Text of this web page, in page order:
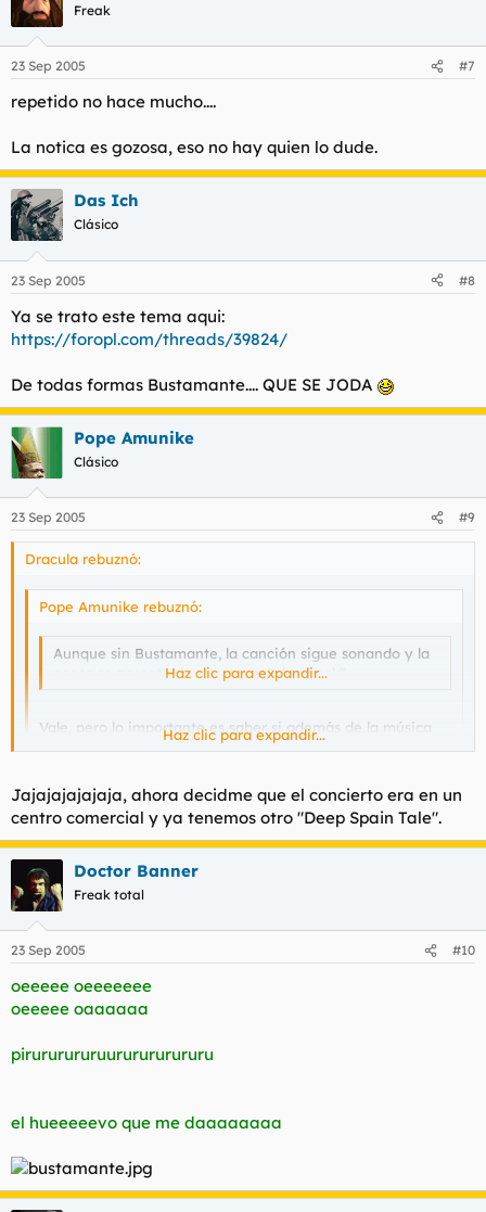
Freak
23 Sep 2005 #7
repetido no hace mucho....
La notica es gozosa, eso no hay quien lo dude.
Das Ich
Clásico
23 Sep 2005 #8
Ya se trato este tema aqui:
https://foropl.com/threads/39824/
De todas formas Bustamante.... QUE SE JODA
Pope Amunike
Clásico
23 Sep 2005 #9
Dracula rebuznó:
Pope Amunike rebuznó:
Aunque sin Bustamante, la canción sigue sonando y la
gente se percata de que es un "play back".
Haz clic para expandir...
Vale, pero lo importante es saber si además de la música
también seguía sonando la voz.
Conclusión: Sabes cuando eres un pringado en lugar de
una estrella pop cuando comienzas a recibir huevazos.
Haz clic para expandir...
Jajajajajajaja, ahora decidme que el concierto era en un
centro comercial y ya tenemos otro "Deep Spain Tale".
Doctor Banner
Freak total
23 Sep 2005 #10
oeeeee oeeeeeee
oeeeee oaaaaaa
pirururururuururururururu
el hueeeeevo que me daaaaaaaa